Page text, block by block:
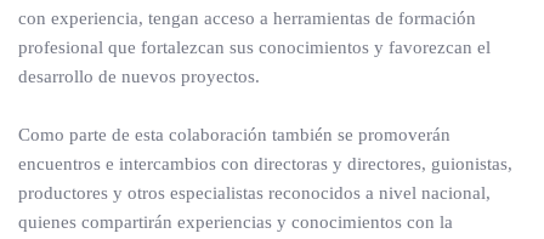
con experiencia, tengan acceso a herramientas de formación
profesional que fortalezcan sus conocimientos y favorezcan el
desarrollo de nuevos proyectos.
Como parte de esta colaboración también se promoverán
encuentros e intercambios con directoras y directores, guionistas,
productores y otros especialistas reconocidos a nivel nacional,
quienes compartirán experiencias y conocimientos con la